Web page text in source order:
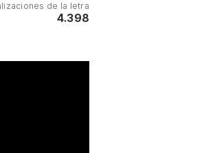
de la letra
4.398